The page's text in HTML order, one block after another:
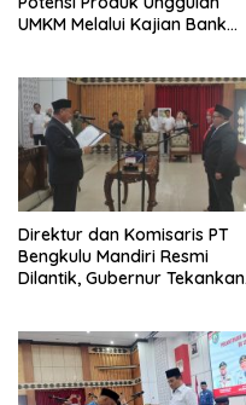
UMKM Melalui Kajian Bank
Direktur dan Komisaris PT
Bengkulu Mandiri Resmi
Dilantik, Gubernur Tekankan